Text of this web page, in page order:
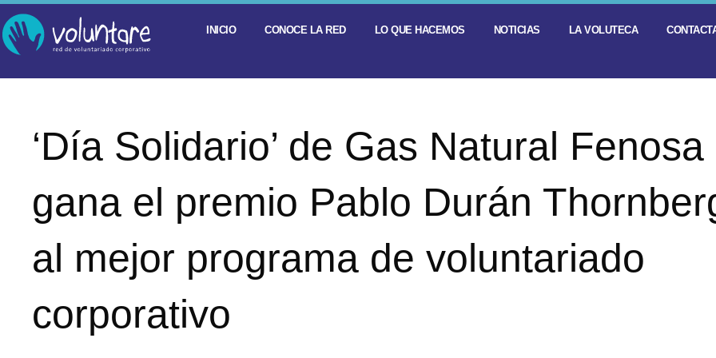
INICIO CONOCE LA RED LO QUE HACEMOS NOTICIAS LA VOLUTECA
‘Día Solidario’ de Gas Natural Fenosa
gana el premio Pablo Durán
al mejor programa de voluntariado
corporativo